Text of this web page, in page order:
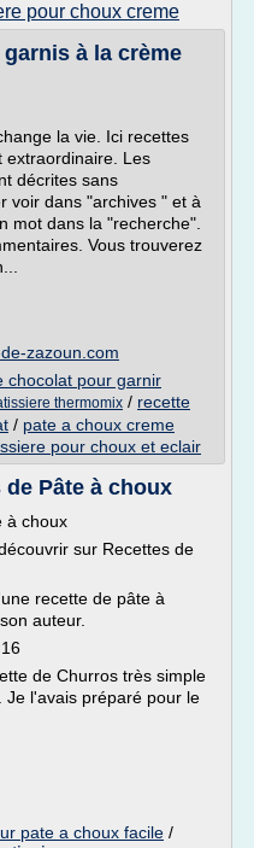
pour choux creme
à la crème
la vie. Ici recettes
extraordinaire. Les
décrites sans
voir dans "archives " et à
mot dans la "recherche".
Vous trouverez
zazoun.com
chocolat pour garnir
thermomix / recette
/ pate a choux creme
pour choux et eclair
Pâte à choux
à choux
sur Recettes de
recette de pâte à
auteur.
de Churros très simple
Je l'avais préparé pour le
pate a choux facile /